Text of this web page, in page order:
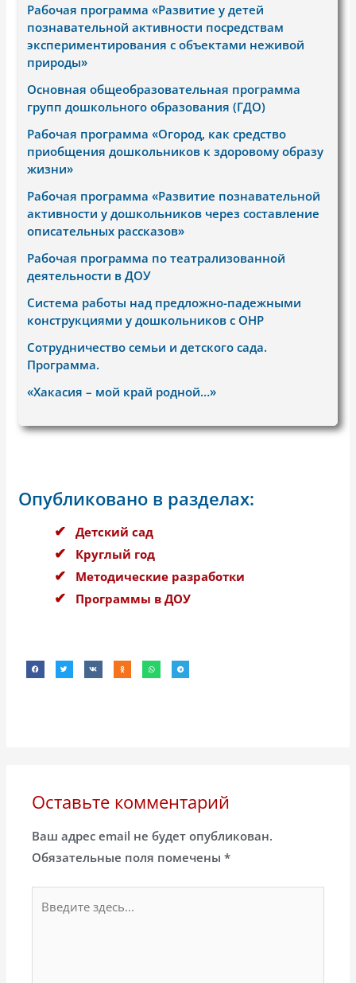
Рабочая программа «Развитие у детей
познавательной активности посредствам
экспериментирования с объектами неживой
природы»
Основная общеобразовательная программа
групп дошкольного образования (ГДО)
Рабочая программа «Огород, как средство
приобщения дошкольников к здоровому образу
жизни»
Рабочая программа «Развитие познавательной
активности у дошкольников через составление
описательных рассказов»
Рабочая программа по театрализованной
деятельности в ДОУ
Система работы над предложно-падежными
конструкциями у дошкольников с OHP
Сотрудничество семьи и детского сада.
Программа.
«Хакасия – мой край родной…»
Опубликовано в разделах:
Детский сад
Круглый год
Методические разработки
Программы в ДОУ
Оставьте комментарий
Ваш адрес email не будет опубликован.
Обязательные поля помечены*
здесь...